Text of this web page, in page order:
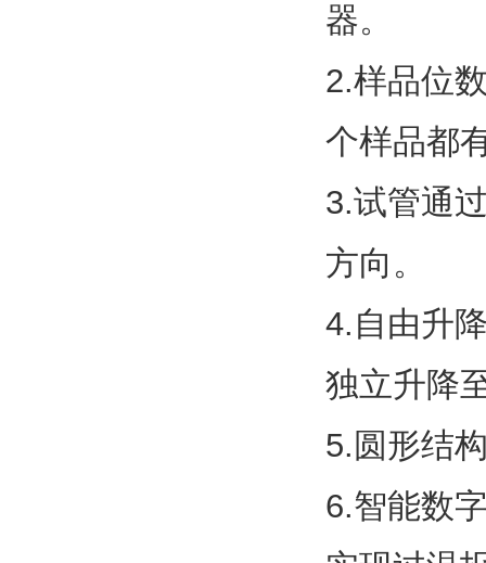
器。
2.样品位
个样品都
3.试管通
方向。
4.自由升
独立升降
5.圆形结
6.智能数